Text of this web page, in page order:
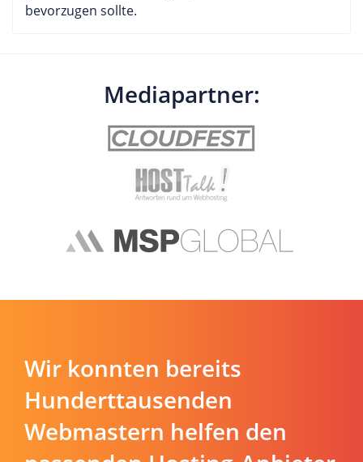
bevorzugen sollte.
Mediapartner:
Wir konnten bereits
Hunderttausenden
Webmastern helfen den